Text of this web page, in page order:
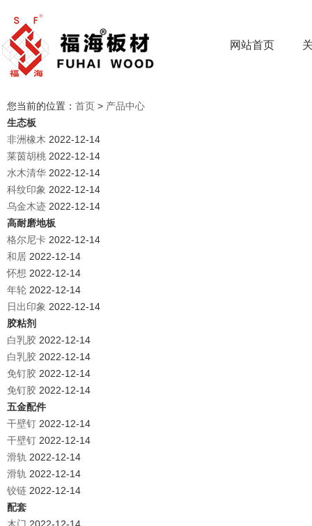
网站首页
您当前的位置： 首页 > 产品中心
生态板
非洲橡木 2022-12-14
莱茵胡桃 2022-12-14
水木清华 2022-12-14
科纹印象 2022-12-14
乌金木迹 2022-12-14
高耐磨地板
格尔尼卡 2022-12-14
和居 2022-12-14
怀想 2022-12-14
年轮 2022-12-14
日出印象 2022-12-14
胶粘剂
白乳胶 2022-12-14
白乳胶 2022-12-14
免钉胶 2022-12-14
免钉胶 2022-12-14
五金配件
干壁钉 2022-12-14
干壁钉 2022-12-14
滑轨 2022-12-14
滑轨 2022-12-14
铰链 2022-12-14
配套